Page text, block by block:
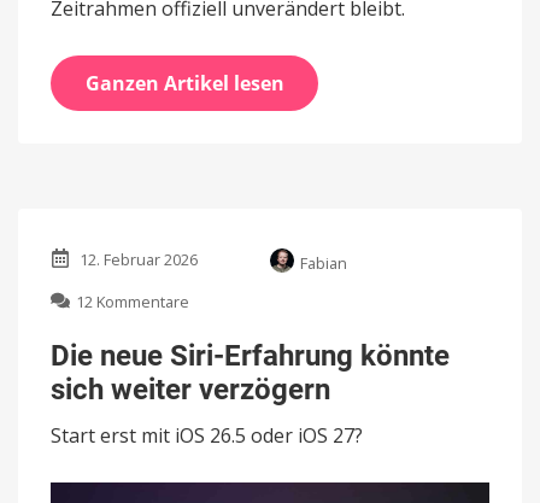
Zeitrahmen offiziell unverändert bleibt.
Ganzen Artikel lesen
12. Februar 2026
Fabian
12 Kommentare
neue
Siri-
Erfahrung
sich
verzögern
Die neue Siri-Erfahrung könnte
sich weiter verzögern
Start erst mit iOS 26.5 oder iOS 27?